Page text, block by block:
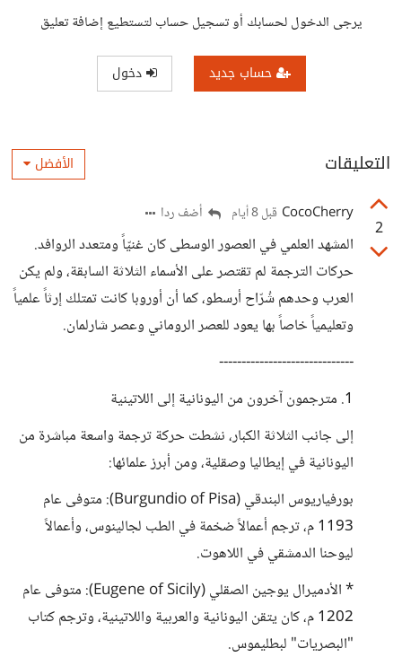
يرجى الدخول لحسابك أو تسجيل حساب لتستطيع إضافة تعليق
حساب جديد دخول
التعليقات الأفضل
2
CocoCherry قبل 8 أيام أضف ردا
المشهد العلمي في العصور الوسطى كان غنيّاً ومتعدد الروافد.
حركات الترجمة لم تقتصر على الأسماء الثلاثة السابقة، ولم يكن
العرب وحدهم شُرّاح أرسطو، كما أن أوروبا كانت تمتلك إرثاً علمياً
وتعليمياً خاصاً بها يعود للعصر الروماني وعصر شارلمان.
------------------------------
1. مترجمون آخرون من اليونانية إلى اللاتينية
إلى جانب الثلاثة الكبار، نشطت حركة ترجمة واسعة مباشرة من
اليونانية في إيطاليا وصقلية، ومن أبرز علمائها:
بورفياريوس البندقي (Burgundio of Pisa): متوفى عام
1193 م، ترجم أعمالاً ضخمة في الطب لجالينوس، وأعمالاً
ليوحنا الدمشقي في اللاهوت.
* الأدميرال يوجين الصقلي (Eugene of Sicily): متوفى عام
1202 م، كان يتقن اليونانية والعربية واللاتينية، وترجم كتاب
"البصريات" لبطليموس.